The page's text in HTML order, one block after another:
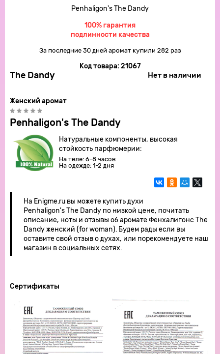
Penhaligon's The Dandy
100% гарантия
подлинности качества
За последние 30 дней аромат купили 282 раз
Код товара: 21067
The Dandy Нет в наличии
Женский аромат
Penhaligon's The Dandy
Натуральные компоненты, высокая
стойкость парфюмерии:
На теле: 6-8 часов
На одежде: 1-2 дня
На Enigme.ru вы можете купить духи
Penhaligon's The Dandy по низкой цене, почитать
описание, ноты и отзывы об аромате Фенхалигонс The
Dandy женский (for woman). Будем рады если вы
оставите свой отзыв о духах, или порекомендуете наш
магазин в социальных сетях.
Сертификаты